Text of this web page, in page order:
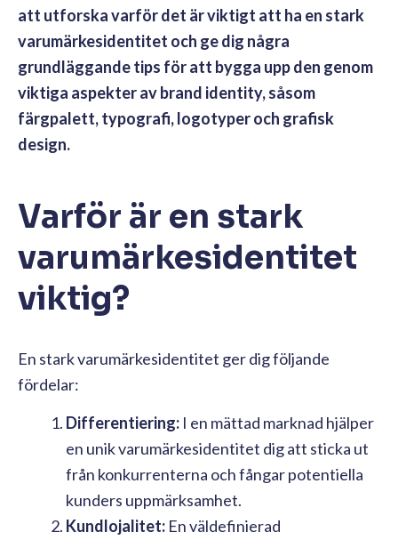
att utforska varför det är viktigt att ha en stark
varumärkesidentitet och ge dig några
grundläggande tips för att bygga upp den genom
viktiga aspekter av brand identity, såsom
färgpalett, typografi, logotyper och grafisk
design.
Varför är en stark
varumärkesidentitet
viktig?
En stark varumärkesidentitet ger dig följande
fördelar:
Differentiering: I en mättad marknad hjälper
en unik varumärkesidentitet dig att sticka ut
från konkurrenterna och fångar potentiella
kunders uppmärksamhet.
Kundlojalitet: En väldefinierad